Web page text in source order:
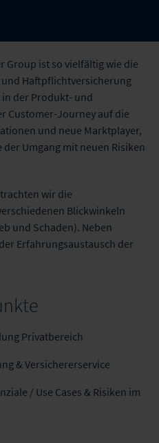
Group ist so vielfältig wie die
Haftpflichtversicherung
in der Produkt- und
Customer-Journey auf die
und neue Marktplayer,
Umgang mit neuen Risiken
wir die
Blickwinkeln
und Schaden). Neben
Erfahrungsaustausch der
Privatbereich
& Versichererservice
/ Use Cases & Risiken im